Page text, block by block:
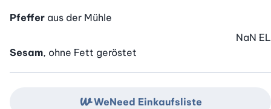
Pfeffer aus der Mühle
Sesam, ohne Fett geröstet
NaN EL
WeNeed Einkaufsliste